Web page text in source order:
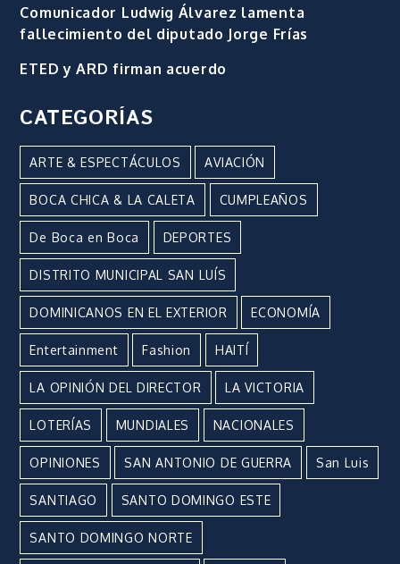
Comunicador Ludwig Álvarez lamenta
fallecimiento del diputado Jorge Frías
ETED y ARD firman acuerdo
CATEGORÍAS
ARTE & ESPECTÁCULOS AVIACIÓN
BOCA CHICA & LA CALETA CUMPLEAÑOS
De Boca en Boca DEPORTES
DISTRITO MUNICIPAL SAN LUÍS
DOMINICANOS EN EL EXTERIOR ECONOMÍA
Entertainment Fashion HAITÍ
LA OPINIÓN DEL DIRECTOR LA VICTORIA
LOTERÍAS MUNDIALES NACIONALES
OPINIONES SAN ANTONIO DE GUERRA San Luis
SANTIAGO SANTO DOMINGO ESTE
SANTO DOMINGO NORTE